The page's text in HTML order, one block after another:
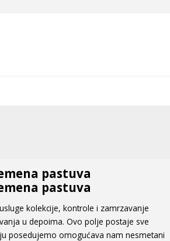
pastuva
pastuva
usluge kolekcije, kontrole i zamrzavanje
u depoima. Ovo polje postaje sve
posedujemo omogućava nam nesmetani